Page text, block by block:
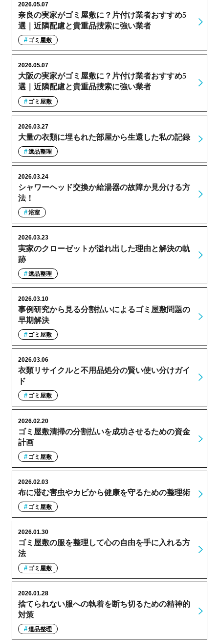
奈良の実家がゴミ屋敷に？片付け業者おすすめ5
選｜近隣配慮と貴重品捜索に強い業者
2026.05.07
ゴミ屋敷
大阪の実家がゴミ屋敷に？片付け業者おすすめ5
選｜近隣配慮と貴重品捜索に強い業者
2026.05.07
ゴミ屋敷
大量の衣類に埋もれた部屋から生還した私の記録
2026.03.27
遺品整理
シャワーヘッド交換か給湯器の故障か見分ける方
法！
2026.03.24
浴室
実家のクローゼットが溢れ出した理由と解決の軌
跡
2026.03.23
遺品整理
事例研究から見る分割払いによるゴミ屋敷問題の
早期解決
2026.03.10
ゴミ屋敷
衣類リサイクルと不用品処分の賢い使い分けガイ
ド
2026.03.06
ゴミ屋敷
ゴミ屋敷清掃の分割払いを成功させるための資金
計画
2026.02.20
ゴミ屋敷
布に潜む害虫やカビから健康を守るための整理術
2026.02.03
ゴミ屋敷
ゴミ屋敷の服を整理して心の自由を手に入れる方
法
2026.01.30
ゴミ屋敷
捨てられない服への執着を断ち切るための精神的
対策
2026.01.28
遺品整理